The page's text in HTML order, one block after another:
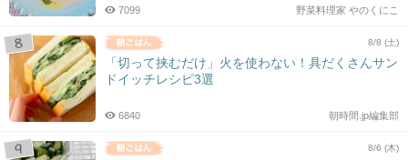
野菜料理家 やのくにこ
7099
8/8 (土)
「切って挟むだけ」火を使わない！具だくさんサン
ドイッチレシピ3選
朝時間.jp編集部
6840
8/6 (木)